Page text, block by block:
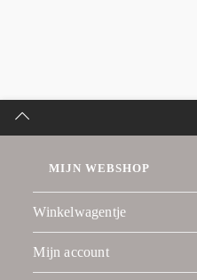
MIJN WEBSHOP
Winkelwagentje
Mijn account